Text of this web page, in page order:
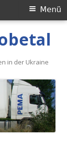
in der Ukraine
Menü